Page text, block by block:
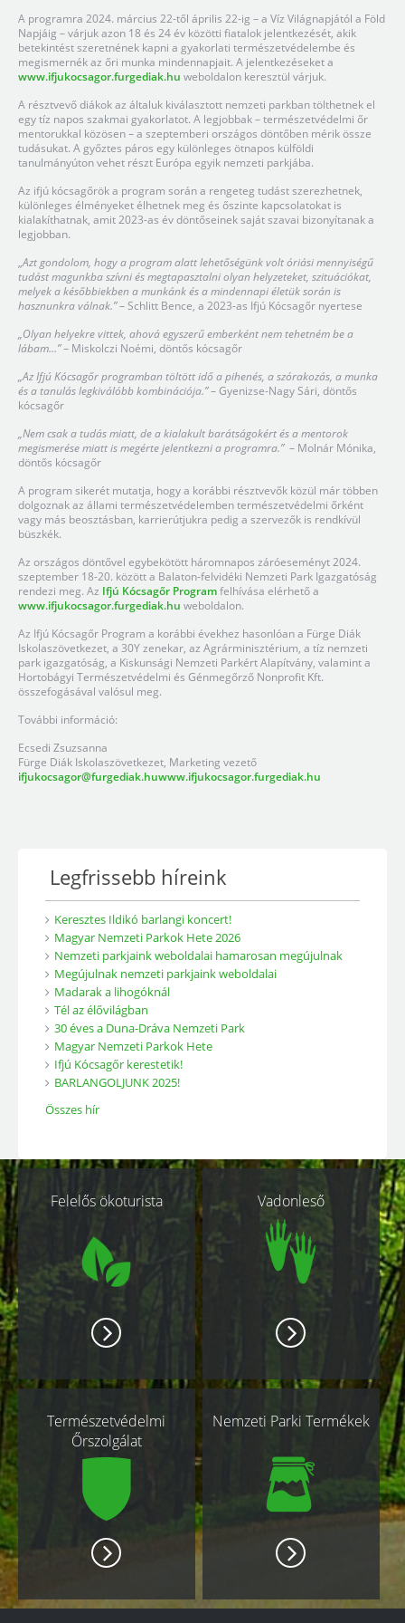
A programra 2024. március 22-től április 22-ig – a Víz Világnapjától a Föld
Napjáig – várjuk azon 18 és 24 év közötti fiatalok jelentkezését, akik
betekintést szeretnének kapni a gyakorlati természetvédelembe és
megismernék az őri munka mindennapjait. A jelentkezéseket a
www.ifjukocsagor.furgediak.hu weboldalon keresztül várjuk.
A résztvevő diákok az általuk kiválasztott nemzeti parkban tölthetnek el
egy tíz napos szakmai gyakorlatot. A legjobbak – természetvédelmi őr
mentorukkal közösen – a szeptemberi országos döntőben mérik össze
tudásukat. A győztes páros egy különleges ötnapos külföldi
tanulmányúton vehet részt Európa egyik nemzeti parkjába.
Az ifjú kócsagőrök a program során a rengeteg tudást szerezhetnek,
különleges élményeket élhetnek meg és őszinte kapcsolatokat is
kialakíthatnak, amit 2023-as év döntőseinek saját szavai bizonyítanak a
legjobban.
„Azt gondolom, hogy a program alatt lehetőségünk volt óriási mennyiségű
tudást magunkba szívni és megtapasztalni olyan helyzeteket, szituációkat,
melyek a későbbiekben a munkánk és a mindennapi életük során is
hasznunkra válnak.”– Schlitt Bence, a 2023-as Ifjú Kócsagőr nyertese
„Olyan helyekre vittek, ahová egyszerű emberként nem tehetném be a
lábam…”– Miskolczi Noémi, döntős kócsagőr
„Az Ifjú Kócsagőr programban töltött idő a pihenés, a szórakozás, a munka
és a tanulás legkiválóbb kombinációja.”– Gyenizse-Nagy Sári, döntős
kócsagőr
„Nem csak a tudás miatt, de a kialakult barátságokért és a mentorok
megismerése miatt is megérte jelentkezni a programra.”– Molnár Mónika,
döntős kócsagőr
A program sikerét mutatja, hogy a korábbi résztvevők közül már többen
dolgoznak az állami természetvédelemben természetvédelmi őrként
vagy más beosztásban, karrierútjukra pedig a szervezők is rendkívül
büszkék.
Az országos döntővel egybekötött háromnapos záróeseményt 2024.
szeptember 18-20. között a Balaton-felvidéki Nemzeti Park Igazgatóság
rendezi meg. Az Ifjú Kócsagőr Programfelhívása elérhető a
www.ifjukocsagor.furgediak.hu weboldalon.
Az Ifjú Kócsagőr Program a korábbi évekhez hasonlóan a Fürge Diák
Iskolaszövetkezet, a 30Y zenekar, az Agrárminisztérium, a tíz nemzeti
park igazgatóság, a Kiskunsági Nemzeti Parkért Alapítvány, valamint a
Hortobágyi Természetvédelmi és Génmegőrző Nonprofit Kft.
összefogásával valósul meg.
További információ:
Ecsedi Zsuzsanna
Fürge Diák Iskolaszövetkezet, Marketing vezető
ifjukocsagor@furgediak.huwww.ifjukocsagor.furgediak.hu
Legfrissebb híreink
Keresztes Ildikó barlangi koncert!
Magyar Nemzeti Parkok Hete 2026
Nemzeti parkjaink weboldalai hamarosan megújulnak
Megújulnak nemzeti parkjaink weboldalai
Madarak a lihogóknál
Tél az élővilágban
30 éves a Duna-Dráva Nemzeti Park
Magyar Nemzeti Parkok Hete
Ifjú Kócsagőr kerestetik!
BARLANGOLJUNK 2025!
Összes hír
Kapcsolódó
oldalakFelelős ökoturista Vadonleső
Természetvédelmi
Őrszolgálat
Nemzeti Parki Termékek